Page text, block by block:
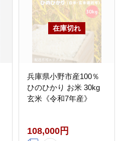
兵庫県小野市産100％
ひのひかり お米 30kg
玄米《令和7年産》
108,000円